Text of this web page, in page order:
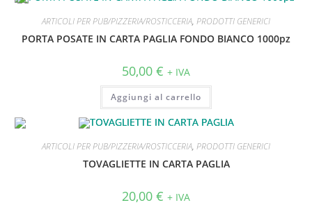
ARTICOLI PER PUB/PIZZERIA/ROSTICCERIA, PRODOTTI GENERICI
PORTA POSATE IN CARTA PAGLIA FONDO BIANCO 1000pz
50,00 € + IVA
Aggiungi al carrello
ARTICOLI PER PUB/PIZZERIA/ROSTICCERIA, PRODOTTI GENERICI
TOVAGLIETTE IN CARTA PAGLIA
20,00 € + IVA